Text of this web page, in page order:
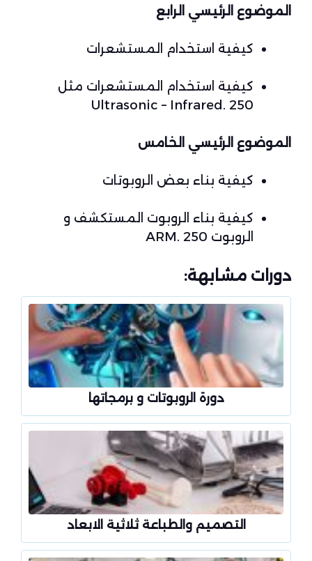
الموضوع الرئيسي الرابع
كيفية استخدام المستشعرات
كيفية استخدام المستشعرات مثل
Ultrasonic – Infrared. 250
الموضوع الرئيسي الخامس
كيفية بناء بعض الروبوتات
كيفية بناء الروبوت المستكشف و
الروبوت ARM. 250
دورات مشابهة:
دورة الروبوتات و برمجاتها
التصميم والطباعة ثلاثية الابعاد